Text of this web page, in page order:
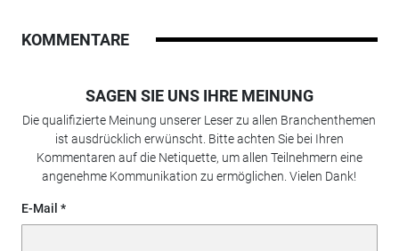
KOMMENTARE
SAGEN SIE UNS IHRE MEINUNG
Die qualifizierte Meinung unserer Leser zu allen Branchenthemen
ist ausdrücklich erwünscht. Bitte achten Sie bei Ihren
Kommentaren auf die Netiquette, um allen Teilnehmern eine
angenehme Kommunikation zu ermöglichen. Vielen Dank!
E-Mail